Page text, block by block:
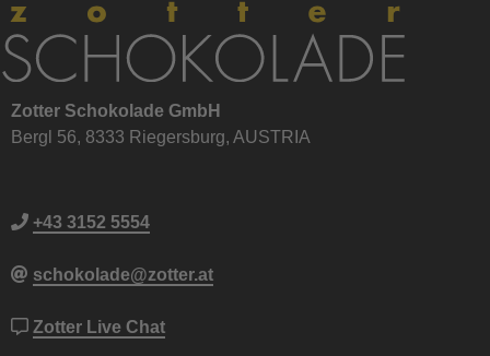
Zotter Schokolade GmbH
Bergl 56, 8333 Riegersburg, AUSTRIA
+43 3152 5554
schokolade@zotter.at
Zotter Live Chat